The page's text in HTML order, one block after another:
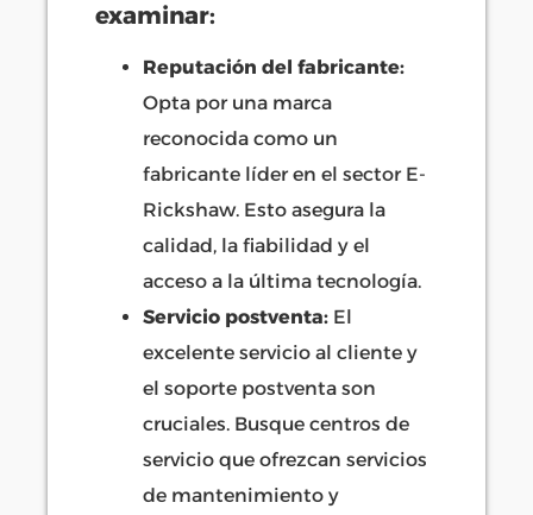
examinar:
Reputación del fabricante:
Opta por una marca
reconocida como un
fabricante líder en el sector E-
Rickshaw. Esto asegura la
calidad, la fiabilidad y el
acceso a la última tecnología.
Servicio postventa: El
excelente servicio al cliente y
el soporte postventa son
cruciales. Busque centros de
servicio que ofrezcan servicios
de mantenimiento y